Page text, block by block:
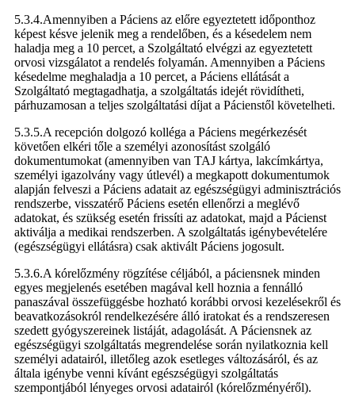
5.3.4.Amennyiben a Páciens az előre egyeztetett időponthoz
képest késve jelenik meg a rendelőben, és a késedelem nem
haladja meg a 10 percet, a Szolgáltató elvégzi az egyeztetett
orvosi vizsgálatot a rendelés folyamán. Amennyiben a Páciens
késedelme meghaladja a 10 percet, a Páciens ellátását a
Szolgáltató megtagadhatja, a szolgáltatás idejét rövidítheti,
párhuzamosan a teljes szolgáltatási díjat a Pácienstől követelheti.
5.3.5.A recepción dolgozó kolléga a Páciens megérkezését
követően elkéri tőle a személyi azonosítást szolgáló
dokumentumokat (amennyiben van TAJ kártya, lakcímkártya,
személyi igazolvány vagy útlevél) a megkapott dokumentumok
alapján felveszi a Páciens adatait az egészségügyi adminisztrációs
rendszerbe, visszatérő Páciens esetén ellenőrzi a meglévő
adatokat, és szükség esetén frissíti az adatokat, majd a Pácienst
aktiválja a medikai rendszerben. A szolgáltatás igénybevételére
(egészségügyi ellátásra) csak aktivált Páciens jogosult.
5.3.6.A kórelőzmény rögzítése céljából, a páciensnek minden
egyes megjelenés esetében magával kell hoznia a fennálló
panaszával összefüggésbe hozható korábbi orvosi kezelésekről és
beavatkozásokról rendelkezésére álló iratokat és a rendszeresen
szedett gyógyszereinek listáját, adagolását. A Páciensnek az
egészségügyi szolgáltatás megrendelése során nyilatkoznia kell
személyi adatairól, illetőleg azok esetleges változásáról, és az
általa igénybe venni kívánt egészségügyi szolgáltatás
szempontjából lényeges orvosi adatairól (kórelőzményéről).